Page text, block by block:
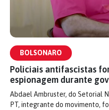
BOLSONARO
Policiais antifascistas
espionagem durante
Abdael Ambruster, do Setorial
PT, integrante do movimento,